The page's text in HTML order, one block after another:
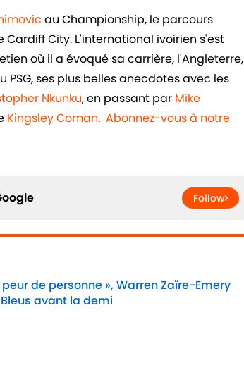
au Championship, le parcours
City. L'international ivoirien s'est
où il a évoqué sa carrière, l'Angleterre,
ses plus belles anecdotes avec les
Nkunku, en passant par Mike
Kingsley Coman. Abonnez-vous à notre
Follow
de personne », Warren Zaïre-Emery
avant la demi